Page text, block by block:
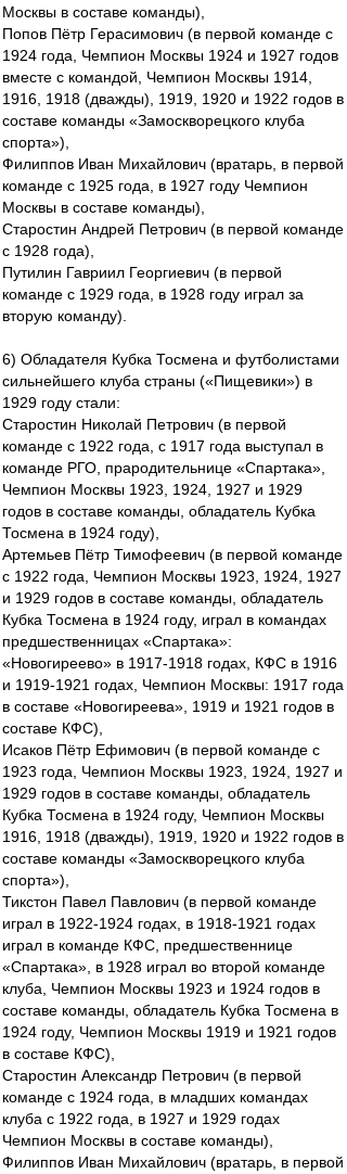
Москвы в составе команды),
Попов Пётр Герасимович (в первой команде с
1924 года, Чемпион Москвы 1924 и 1927 годов
вместе с командой, Чемпион Москвы 1914,
1916, 1918 (дважды), 1919, 1920 и 1922 годов в
составе команды «Замоскворецкого клуба
спорта»),
Филиппов Иван Михайлович (вратарь, в первой
команде с 1925 года, в 1927 году Чемпион
Москвы в составе команды),
Старостин Андрей Петрович (в первой команде
с 1928 года),
Путилин Гавриил Георгиевич (в первой
команде с 1929 года, в 1928 году играл за
вторую команду).
6) Обладателя Кубка Тосмена и футболистами
сильнейшего клуба страны («Пищевики») в
1929 году стали:
Старостин Николай Петрович (в первой
команде с 1922 года, с 1917 года выступал в
команде РГО, прародительнице «Спартака»,
Чемпион Москвы 1923, 1924, 1927 и 1929
годов в составе команды, обладатель Кубка
Тосмена в 1924 году),
Артемьев Пётр Тимофеевич (в первой команде
с 1922 года, Чемпион Москвы 1923, 1924, 1927
и 1929 годов в составе команды, обладатель
Кубка Тосмена в 1924 году, играл в командах
предшественницах «Спартака»:
«Новогиреево» в 1917-1918 годах, КФС в 1916
и 1919-1921 годах, Чемпион Москвы: 1917 года
в составе «Новогиреева», 1919 и 1921 годов в
составе КФС),
Исаков Пётр Ефимович (в первой команде с
1923 года, Чемпион Москвы 1923, 1924, 1927 и
1929 годов в составе команды, обладатель
Кубка Тосмена в 1924 году, Чемпион Москвы
1916, 1918 (дважды), 1919, 1920 и 1922 годов в
составе команды «Замоскворецкого клуба
спорта»),
Тикстон Павел Павлович (в первой команде
играл в 1922-1924 годах, в 1918-1921 годах
играл в команде КФС, предшественнице
«Спартака», в 1928 играл во второй команде
клуба, Чемпион Москвы 1923 и 1924 годов в
составе команды, обладатель Кубка Тосмена в
1924 году, Чемпион Москвы 1919 и 1921 годов
в составе КФС),
Старостин Александр Петрович (в первой
команде с 1924 года, в младших командах
клуба с 1922 года, в 1927 и 1929 годах
Чемпион Москвы в составе команды),
Филиппов Иван Михайлович (вратарь, в первой